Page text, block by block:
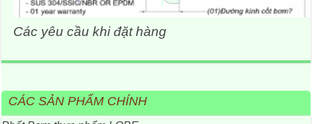
Các yêu cầu khi đặt hàng
CÁC SẢN PHẨM CHÍNH